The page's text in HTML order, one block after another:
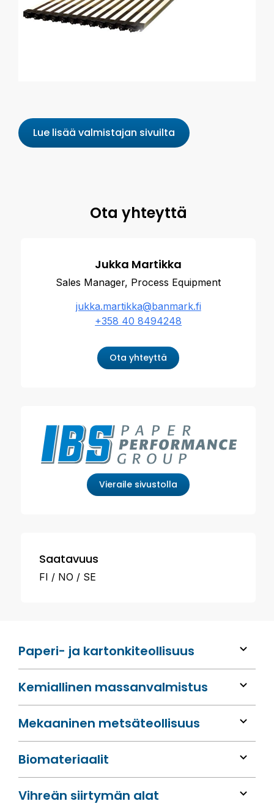
Paperi- ja kartonkiteollisuus
Kemiallinen massan­valmistus
Mekaaninen metsä­teollisuus
Bio­materiaalit
Vihreän siirtymän alat
Lue lisää valmistajan sivuilta
Ota yhteyttä
Jukka Martikka
Sales Manager, Process Equipment
jukka.martikka@banmark.fi
+358 40 8494248
Ota yhteyttä
Vieraile sivustolla
Saatavuus
FI NO SE